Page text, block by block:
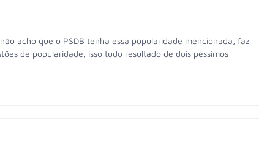
acho que o PSDB tenha essa popularidade mencionada, faz
de popularidade, isso tudo resultado de dois péssimos